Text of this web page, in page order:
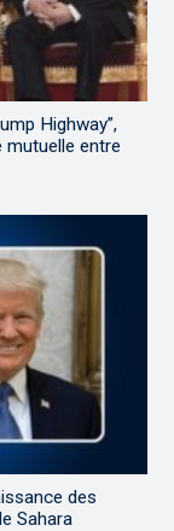
Highway”,
mutuelle entre
des
Sahara